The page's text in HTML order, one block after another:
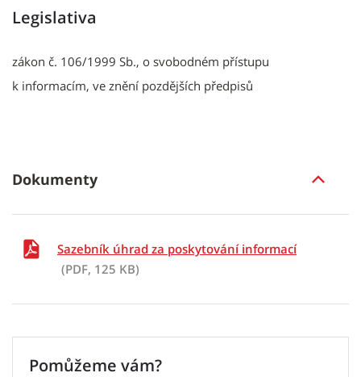
Legislativa
zákon č. 106/1999 Sb., o svobodném přístupu
k informacím, ve znění pozdějších předpisů
Dokumenty
Sazebník úhrad za poskytování informací
(PDF, 125 KB)
Pomůžeme vám?